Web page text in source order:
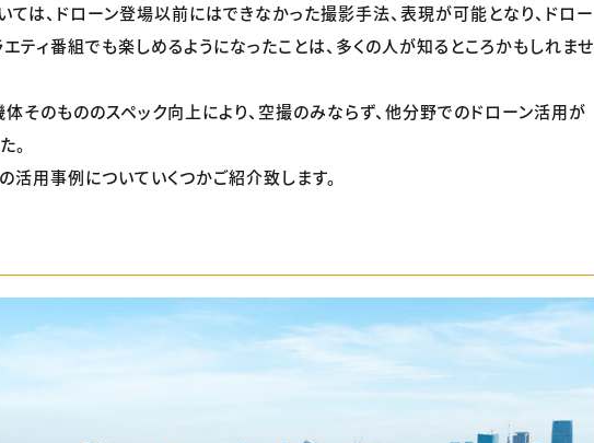
は、ドローン登場以前にはできなかった撮影手法、表現が可能となり、ドロー
ティ番組でも楽しめるようになったことは、多くの人が知るところかもしれませ
そのもののスペック向上により、空撮のみならず、他分野でのドローン活用が
。
活用事例についていくつかご紹介致します。